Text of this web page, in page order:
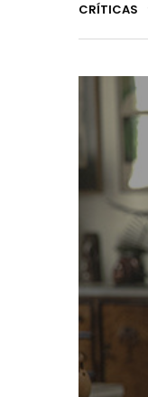
CRÍTICAS